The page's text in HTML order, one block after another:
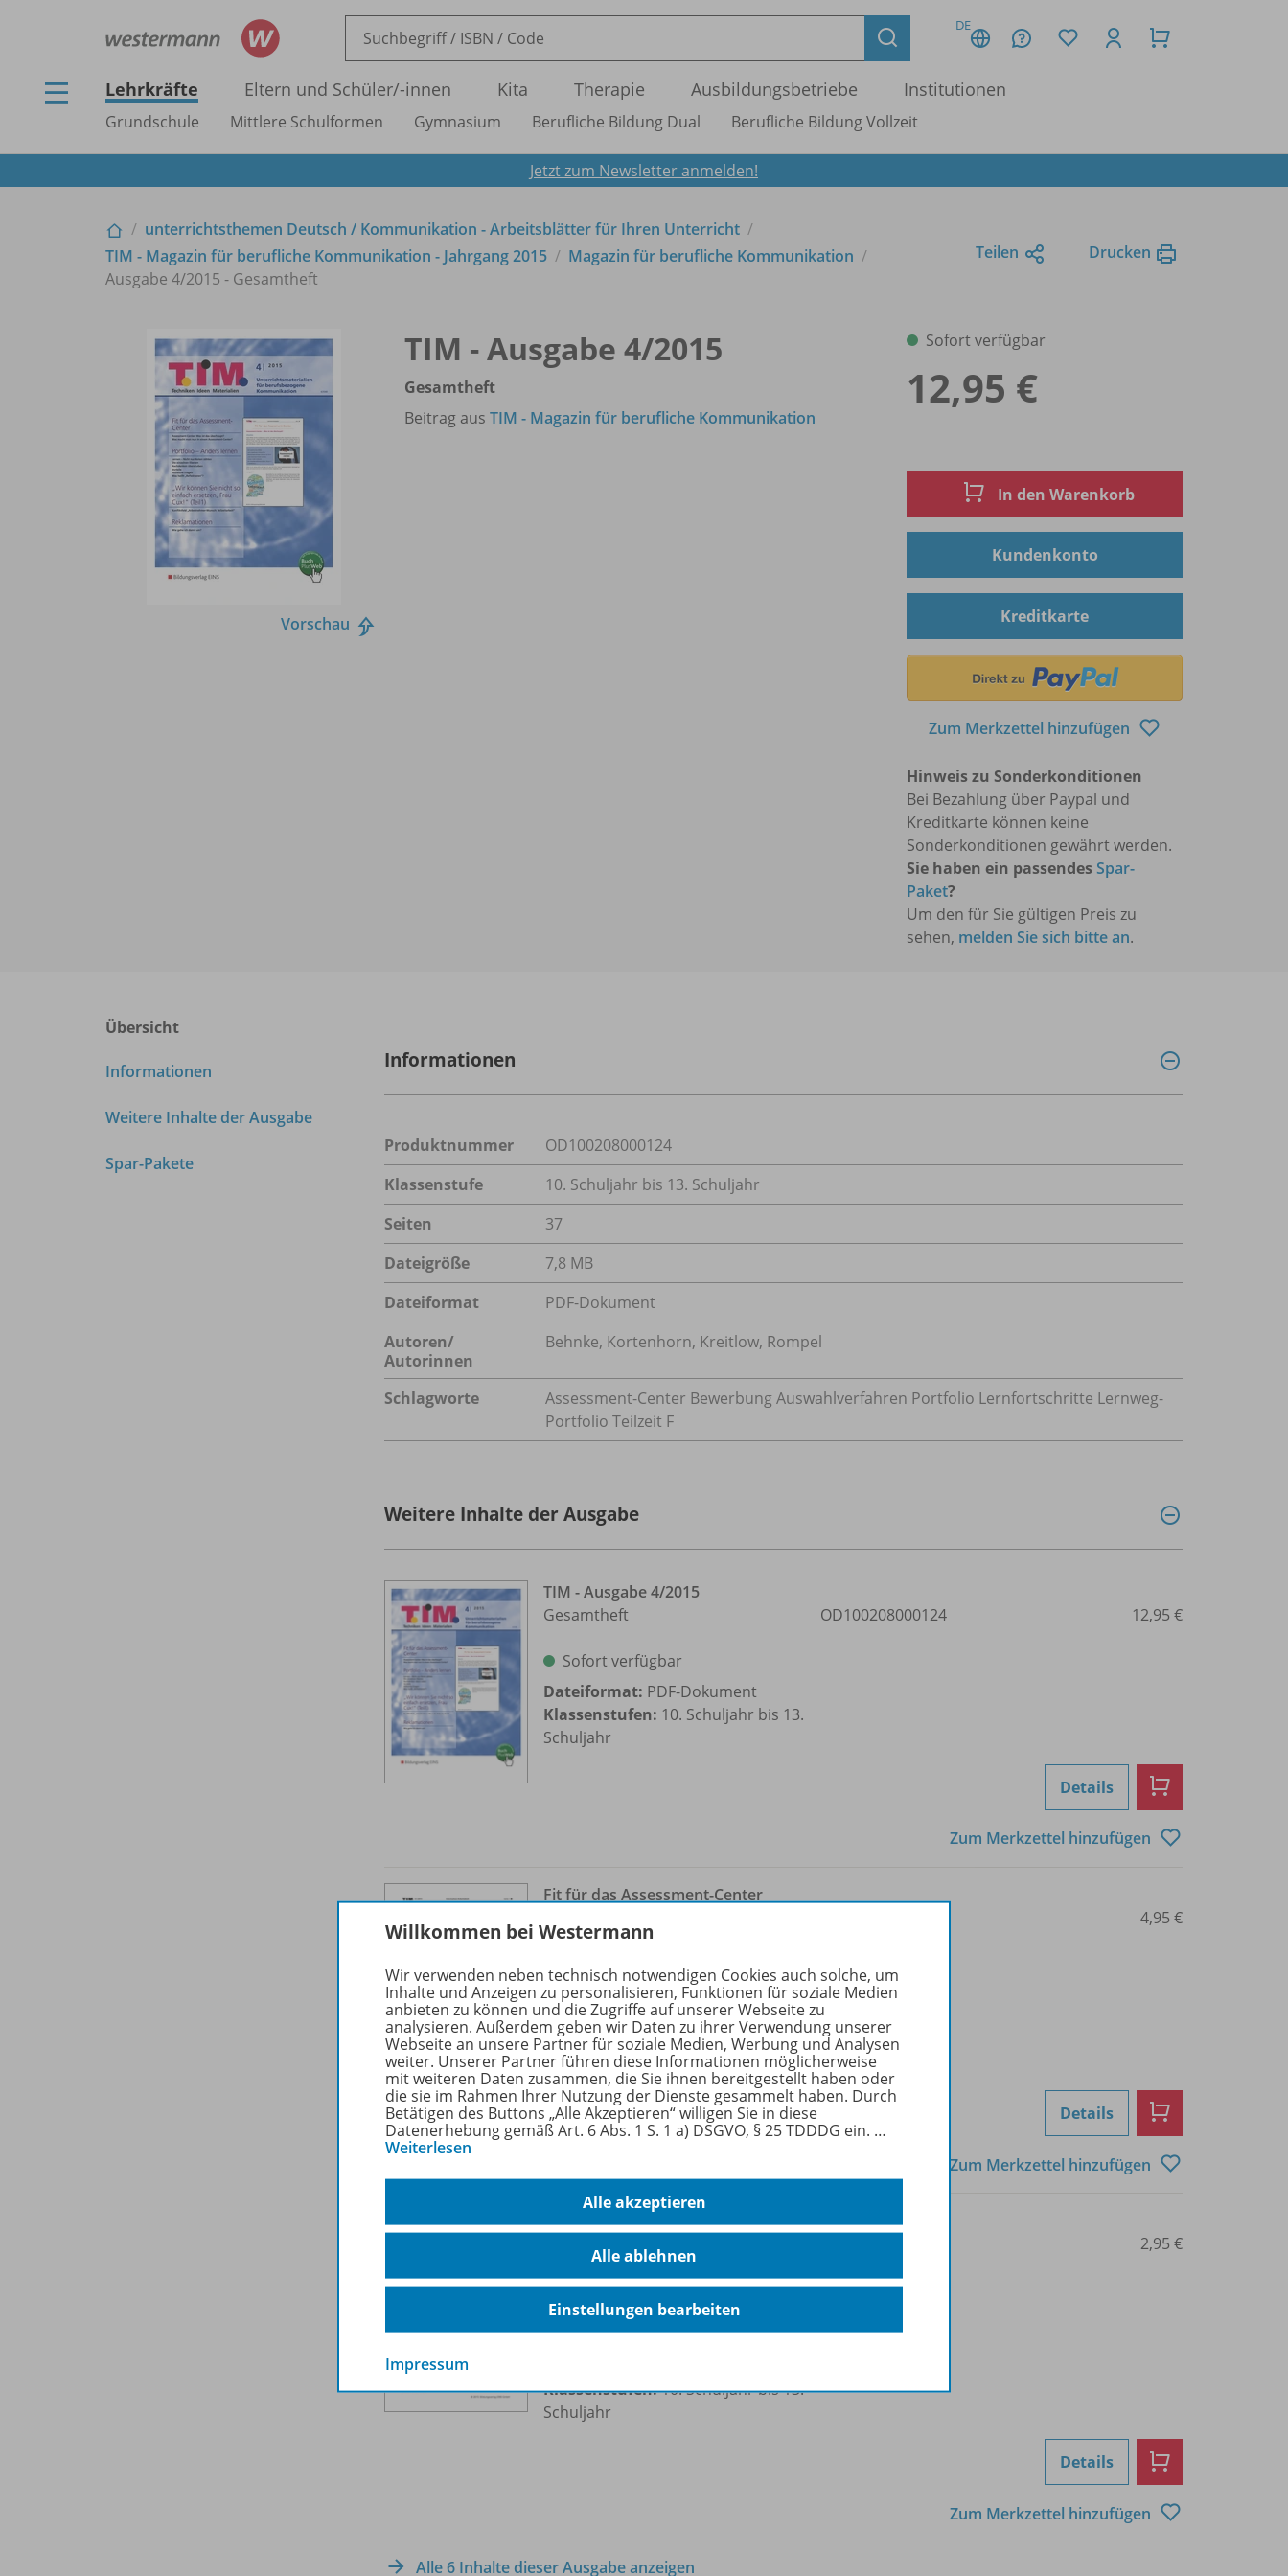
DE
Lehrkräfte Eltern und Schüler/-innen Kita Therapie Ausbildungsbetriebe Institutionen
Grundschule Mittlere Schulformen Gymnasium Berufliche Bildung Dual Berufliche Bildung Vollzeit
Jetzt zum Newsletter anmelden!
unterrichtsthemen Deutsch / Kommunikation - Arbeitsblätter für Ihren Unterricht
TIM - Magazin für berufliche Kommunikation - Jahrgang 2015
Magazin für berufliche Kommunikation
Ausgabe 4/2015 - Gesamtheft
Teilen Drucken
Vorschau
TIM - Ausgabe 4/2015
Gesamtheft
Beitrag aus TIM - Magazin für berufliche Kommunikation
Sofort verfügbar
12,95 €
In den Warenkorb
Kundenkonto
Kreditkarte
Zum Merkzettel hinzufügen
Hinweis zu Sonderkonditionen
Bei Bezahlung über Paypal und
Kreditkarte können keine
Sonderkonditionen gewährt werden.
Sie haben ein passendesSpar-
Paket?
Um den für Sie gültigen Preis zu
sehen, melden Sie sich bitte an.
Übersicht
Informationen
Weitere Inhalte der Ausgabe
Spar-Pakete
Informationen
Produktnummer
OD100208000124
Klassenstufe
10. Schuljahr bis 13. Schuljahr
Seiten
37
Dateigröße
7,8 MB
Dateiformat
PDF-Dokument
Autoren/
Autorinnen
Behnke, Kortenhorn, Kreitlow, Rompel
Schlagworte
Assessment-Center Bewerbung Auswahlverfahren Portfolio Lernfortschritte Lernweg-
Portfolio Teilzeit F
Weitere Inhalte der Ausgabe
TIM - Ausgabe 4/2015
Gesamtheft
Sofort verfügbar
Dateiformat: PDF-Dokument
Klassenstufen: 10. Schuljahr bis 13.
Schuljahr
OD100208000124 12,95 €
Details
Zum Merkzettel hinzufügen
Fit für das Assessment-Center
überhaupt?
Sofort verfügbar
Dateiformat:PDF-Dokument
Klassenstufen:10. Schuljahr bis 13.
Schuljahr
4,95 €
Details
Zum Merkzettel hinzufügen
Wir können Sie nicht so einfach
Konfliktfeld Arbeitnehmer-Wunsch:
Teilzeitarbeit
Sofort verfügbar
Klassenstufen:10. Schuljahr bis 13.
Schuljahr
2,95 €
Details
Zum Merkzettel hinzufügen
Alle 6 Inhalte dieser Ausgabe anzeigen
Willkommen bei Westermann
Wir verwenden neben technisch notwendigen Cookies auch solche, um
Inhalte und Anzeigen zu personalisieren, Funktionen für soziale Medien
anbieten zu können und die Zugriffe auf unserer Webseite zu
analysieren. Außerdem geben wir Daten zu ihrer Verwendung unserer
Webseite an unsere Partner für soziale Medien, Werbung und Analysen
weiter. Unserer Partner führen diese Informationen möglicherweise
mit weiteren Daten zusammen, die Sie ihnen bereitgestellt haben oder
die sie im Rahmen Ihrer Nutzung der Dienste gesammelt haben. Durch
Betätigen des Buttons „Alle Akzeptieren“ willigen Sie in diese
Datenerhebung gemäß Art. 6 Abs. 1 S. 1 a) DSGVO, § 25 TDDDG ein. …
Weiterlesen
Alle akzeptieren
Alle ablehnen
Einstellungen bearbeiten
Impressum